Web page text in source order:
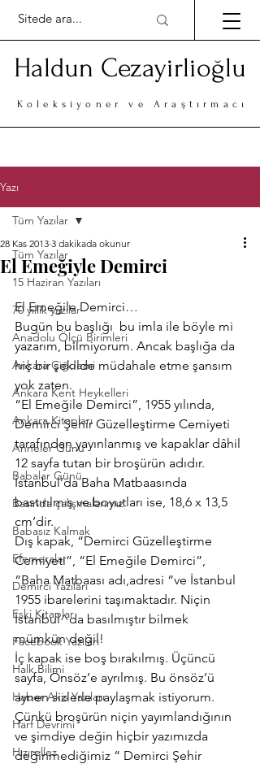
Haldun Cezayirlioğlu
Koleksiyoner ve Araştırmacı
Yazı
Tüm Yazılar
15 Haziran Yazıları
70 yıllık yazılar
Anadolu Ölçü Birimleri
Ankara Çiğdemi
Ankara Kent Heykelleri
Ankara Kitapları
Anneler Günü
Babalar Günü
Basında çalışmalarımız
Babasız Kalmak
Efemeralar
Demirci Yazıları
Eski Kitaplar
Facebook Yazıları
Halk Bilimi
Haber Akis Yazıları
Harf Devrimi
Hızırellez
Tüm Yazılar
El Emeğiyle Demirci
28 Kas 2013 3 dakikada okunur
El Emeğile Demirci…
Bugün bu başlığı  bu imla ile böyle mi
yazarım, bilmiyorum. Ancak başlığa da
hiç bir şekilde müdahale etme şansım
yok zaten.
“El Emeğile Demirci”, 1955 yılında,
Demirci Şehir Güzelleştirme Cemiyeti
tarafından yayınlanmış ve kapaklar dâhil
12 sayfa tutan bir broşürün adıdır.
İstanbul’da Baha Matbaasında
bastırılmış ve boyutları ise, 18,6 x 13,5
cm’dir.
Dış kapak, “Demirci Güzelleştirme
Cemiyeti”, “El Emeğile Demirci”,
“Baha Matbaası adı,adresi “ve İstanbul
1955 ibarelerini taşımaktadır. Niçin
İstanbul^da basılmıştır bilmek
mümkün değil!
İç kapak ise boş bırakılmış. Üçüncü
sayfa, Önsöz’e ayrılmış. Bu önsöz’ü
aynen sizlerle paylaşmak istiyorum.
Çünkü broşürün niçin yayımlandığının
ve şimdiye değin hiçbir yazımızda
değinmediğimiz “ Demirci Şehir